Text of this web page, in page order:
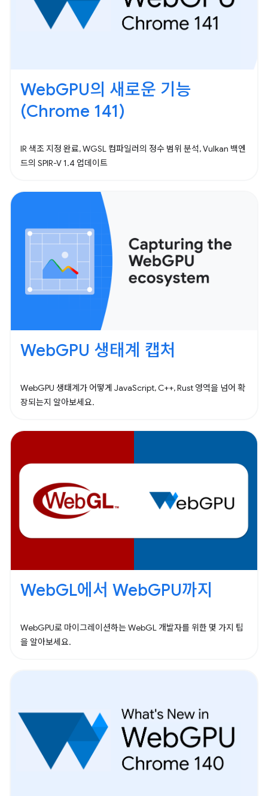
WebGPU의 새로운 기능
(Chrome 141)
IR 색조 지정 완료, WGSL 컴파일러의 정수 범위 분석, Vulkan 백엔
드의 SPIR-V 1.4 업데이트
WebGPU 생태계 캡처
WebGPU 생태계가 어떻게 JavaScript, C++, Rust 영역을 넘어 확
장되는지 알아보세요.
WebGL에서 WebGPU까지
WebGPU로 마이그레이션하는 WebGL 개발자를 위한 몇 가지 팁
을 알아보세요.